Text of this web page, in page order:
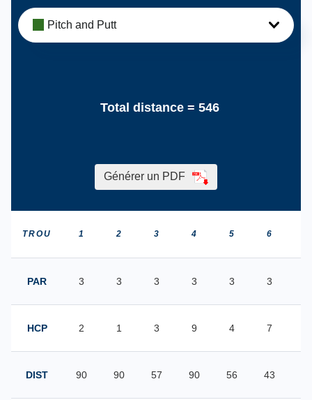
Pitch and Putt
Total distance = 546
Générer un PDF
TROU 1 2 3 4 5 6
PAR 3 3 3 3 3 3
HCP 2 1 3 9 4 7
DIST 90 90 57 90 56 43